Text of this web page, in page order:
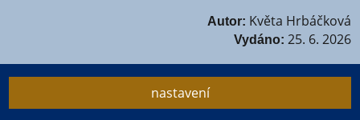
Autor: Květa Hrbáčková
Vydáno: 25. 6. 2026
nastavení